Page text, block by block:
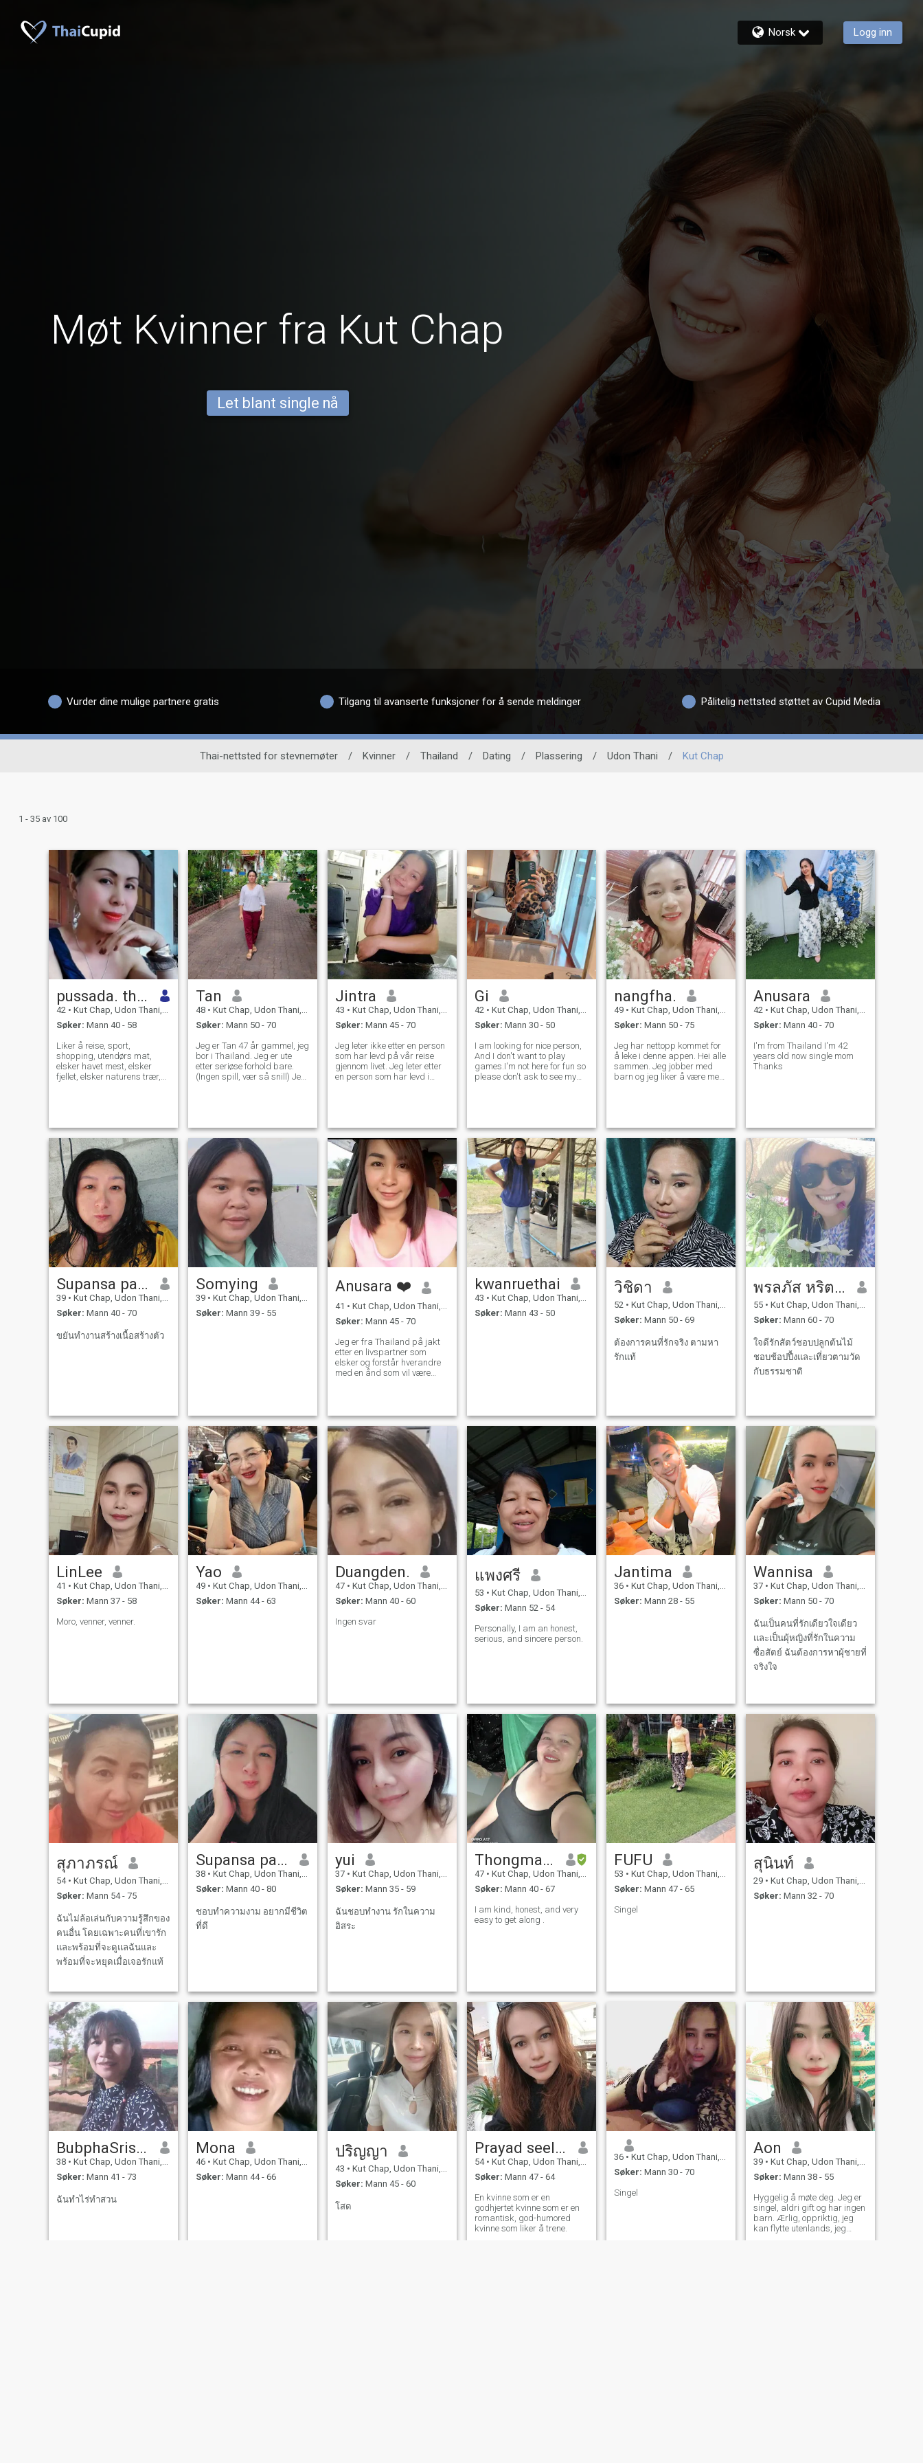
Norsk Logg inn
Møt Kvinner fra Kut Chap
Let blant single nå
Vurder dine mulige partnere gratis Tilgang til avanserte funksjoner for å sende meldinger Pålitelig nettsted støttet av Cupid Media
Thai-nettsted for stevnemøter / Kvinner / Thailand / Dating / Plassering / Udon Thani / Kut Chap
1 - 35 av 100
pussada. thokul
42 • Kut Chap, Udon Thani, Thailand
Søker: Mann 40 - 58
Liker å reise, sport,
shopping, utendørs mat,
elsker havet mest, elsker
fjellet, elsker naturens trær,
en gentleman som bryr seg
og bryr seg.
Tan
48 • Kut Chap, Udon Thani, Thailand
Søker: Mann 50 - 70
Jeg er Tan 47 år gammel, jeg
bor i Thailand. Jeg er ute
etter seriøse forhold bare.
(Ingen spill, vær så snill) Jeg
lidenskap er at jeg elsker å
lage mat. Jeg elsker å reise
til forskjellige steder og
spesielt nyte å reise for å se
naturen. hvis du vil vite mer,
vennligst kontakt meg.
Jintra
43 • Kut Chap, Udon Thani, Thailand
Søker: Mann 45 - 70
Jeg leter ikke etter en person
som har levd på vår reise
gjennom livet. Jeg leter etter
en person som har levd i
Gi
42 • Kut Chap, Udon Thani, Thailand
Søker: Mann 30 - 50
I am looking for nice person,
And I don't want to play
games.I'm not here for fun so
please don't ask to see my
nangfha.
49 • Kut Chap, Udon Thani, Thailand
Søker: Mann 50 - 75
Jeg har nettopp kommet for
å leke i denne appen. Hei alle
sammen. Jeg jobber med
barn og jeg liker å være med
gjør vondt, drikker jeg ikke
eller røyker, er jeg klar. Jeg er
også søndagsskolelærer.
Anusara
42 • Kut Chap, Udon Thani, Thailand
Søker: Mann 40 - 70
I'm from Thailand I'm 42
years old now single mom
Thanks
Supansa pawagpee
39 • Kut Chap, Udon Thani, Thailand
Søker: Mann 40 - 70
ขยันทำงานสร้างเนื้อสร้างตัว
Somying
39 • Kut Chap, Udon Thani, Thailand
Søker: Mann 39 - 55
Anusara ❤️
41 • Kut Chap, Udon Thani, Thailand
Søker: Mann 45 - 70
Jeg er fra Thailand på jakt
etter en livspartner som
elsker og forstår hverandre
med en ånd som vil være
kwanruethai
43 • Kut Chap, Udon Thani, Thailand
Søker: Mann 43 - 50
วิชิดา
52 • Kut Chap, Udon Thani, Thailand
Søker: Mann 50 - 69
ต้องการคนที่รักจริง ตามหา
รักแท้
พรลภัส หริตกุล
55 • Kut Chap, Udon Thani, Thailand
Søker: Mann 60 - 70
ใจดีรักสัตว์ชอบปลูกต้นไม้
ชอบช้อปปื้งและเที่ยวตามวัด
กับธรรมชาติ
LinLee
41 • Kut Chap, Udon Thani, Thailand
Søker: Mann 37 - 58
Moro, venner, venner.
Yao
49 • Kut Chap, Udon Thani, Thailand
Søker: Mann 44 - 63
Duangden.
47 • Kut Chap, Udon Thani, Thailand
Søker: Mann 40 - 60
Ingen svar
แพงศรี
53 • Kut Chap, Udon Thani, Thailand
Søker: Mann 52 - 54
Personally, I am an honest,
serious, and sincere person.
Jantima
36 • Kut Chap, Udon Thani, Thailand
Søker: Mann 28 - 55
Wannisa
37 • Kut Chap, Udon Thani, Thailand
Søker: Mann 50 - 70
ฉันเป็นคนที่รักเดียวใจเดียว
และเป็นผุ้หญิงที่รักในความ
ซื่อสัตย์ ฉันต้องการหาผุ้ชายที่
จริงใจ
สุภาภรณ์
54 • Kut Chap, Udon Thani, Thailand
Søker: Mann 54 - 75
ฉันไม่ล้อเล่นกับความรู้สึกของ
คนอื่น โดยเฉพาะคนที่เขารัก
และพร้อมที่จะดูแลฉันและ
พร้อมที่จะหยุดเมื่อเจอรักแท้
Supansa pawagpee
38 • Kut Chap, Udon Thani, Thailand
Søker: Mann 40 - 80
ชอบทำความงาม อยากมีชีวิต
ที่ดี
yui
37 • Kut Chap, Udon Thani, Thailand
Søker: Mann 35 - 59
ฉันชอบทำงาน รักในความ
อิสระ
Thongmaun
47 • Kut Chap, Udon Thani, Thailand
Søker: Mann 40 - 67
I am kind, honest, and very
easy to get along .
FUFU
53 • Kut Chap, Udon Thani, Thailand
Søker: Mann 47 - 65
Singel
สุนินท์
29 • Kut Chap, Udon Thani, Thailand
Søker: Mann 32 - 70
BubphaSrisupan
38 • Kut Chap, Udon Thani, Thailand
Søker: Mann 41 - 73
ฉันทำไร่ทำสวน
Mona
46 • Kut Chap, Udon Thani, Thailand
Søker: Mann 44 - 66
ปริญญา
43 • Kut Chap, Udon Thani, Thailand
Søker: Mann 45 - 60
โสด
Prayad seelom
54 • Kut Chap, Udon Thani, Thailand
Søker: Mann 47 - 64
En kvinne som er en
godhjertet kvinne som er en
romantisk, god-humored
kvinne som liker å trene.
36 • Kut Chap, Udon Thani, Thailand
Søker: Mann 30 - 70
Singel
Aon
39 • Kut Chap, Udon Thani, Thailand
Søker: Mann 38 - 55
Hyggelig å møte deg. Jeg er
singel, aldri gift og har ingen
barn. Ærlig, oppriktig, jeg
kan flytte utenlands, jeg